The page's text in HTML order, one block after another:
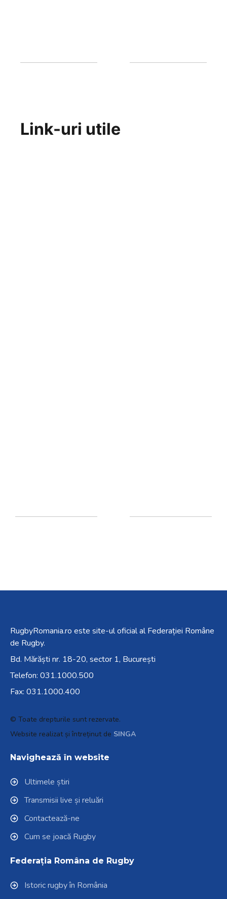
Link-uri utile
RugbyRomania.ro este site-ul oficial al Federației Române
de Rugby.
Bd. Mărăști nr. 18-20, sector 1, București
Telefon: 031.1000.500
Fax: 031.1000.400
© Toate drepturile sunt rezervate.
Website realizat și întreținut de SINGA
Navighează în website
Ultimele știri
Transmisii live și reluări
Contactează-ne
Cum se joacă Rugby
Federația Româna de Rugby
Istoric rugby în România